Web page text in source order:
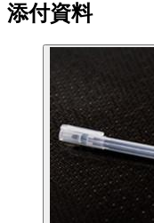
添付資料